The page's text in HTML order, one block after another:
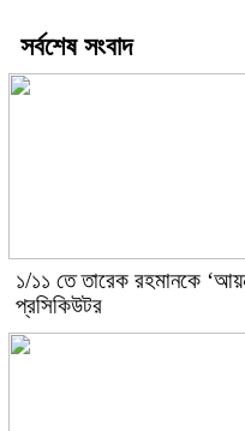
সর্বশেষ সংবাদ
১/১১ তে তারেক রহমানকে
প্রসিকিউটর